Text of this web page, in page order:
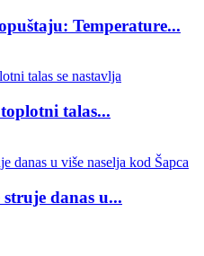
Temperature...
talas...
danas u...